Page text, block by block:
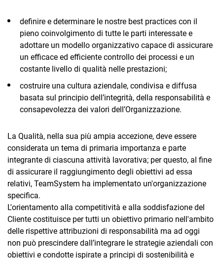
definire e determinare le nostre best practices con il
pieno coinvolgimento di tutte le parti interessate e
adottare un modello organizzativo capace di assicurare
un efficace ed efficiente controllo dei processi e un
costante livello di qualità nelle prestazioni;
costruire una cultura aziendale, condivisa e diffusa
basata sul principio dell’integrità, della responsabilità e
consapevolezza dei valori dell’Organizzazione.
La Qualità, nella sua più ampia accezione, deve essere
considerata un tema di primaria importanza e parte
integrante di ciascuna attività lavorativa; per questo, al fine
di assicurare il raggiungimento degli obiettivi ad essa
relativi, TeamSystem ha implementato un'organizzazione
specifica.
L'orientamento alla competitività e alla soddisfazione del
Cliente costituisce per tutti un obiettivo primario nell'ambito
delle rispettive attribuzioni di responsabilità ma ad oggi
non può prescindere dall’integrare le strategie aziendali con
obiettivi e condotte ispirate a principi di sostenibilità e